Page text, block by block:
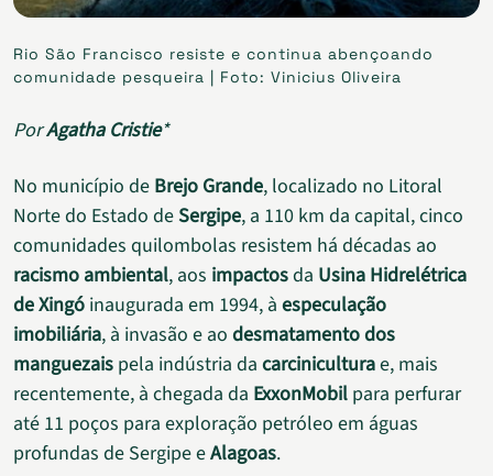
Rio São Francisco resiste e continua abençoando
comunidade pesqueira | Foto: Vinicius Oliveira
PorAgatha Cristie*
No município de Brejo Grande, localizado no Litoral
Norte do Estado de Sergipe, a 110 km da capital, cinco
comunidades quilombolas resistem há décadas ao
racismo ambiental, aos impactosda Usina Hidrelétrica
de Xingó inaugurada em 1994, à especulação
imobiliária, à invasão e ao desmatamento dos
manguezais pela indústria da carciniculturae, mais
recentemente, à chegada da ExxonMobil para perfurar
até 11 poços para exploração petróleo em águas
profundas de Sergipe eAlagoas.